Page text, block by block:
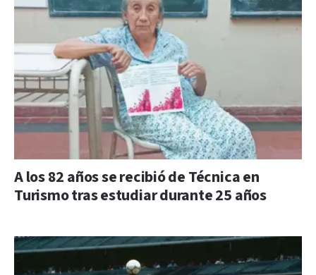
A los 82 años se recibió de Técnica en
Turismo tras estudiar durante 25 años